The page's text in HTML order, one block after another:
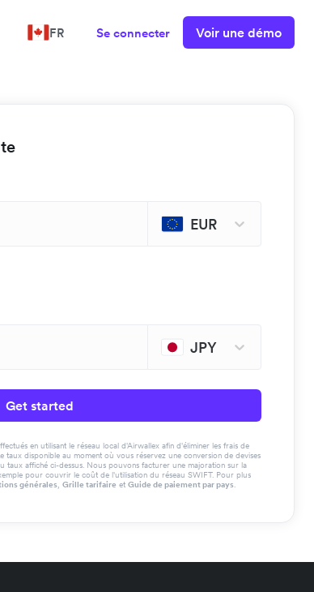
FR Se connecter Voir une démo
EUR
JPY
Get started
en utilisant le réseau local d'Airwallex afin d'éliminer les frais de
taux disponible au moment où vous réservez une conversion de devises
affiché ci-dessus. Nous pouvons facturer une majoration sur la
pour couvrir le coût de l'utilisation du réseau SWIFT. Pour plus
générales, Grille tarifaire et Guide de paiement par pays.